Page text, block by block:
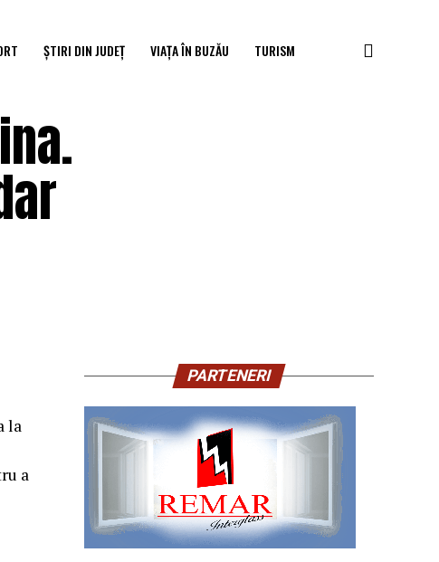
ȘTIRI DIN JUDEȚ VIAȚA ÎN BUZĂU TURISM
la
a
PARTENERI